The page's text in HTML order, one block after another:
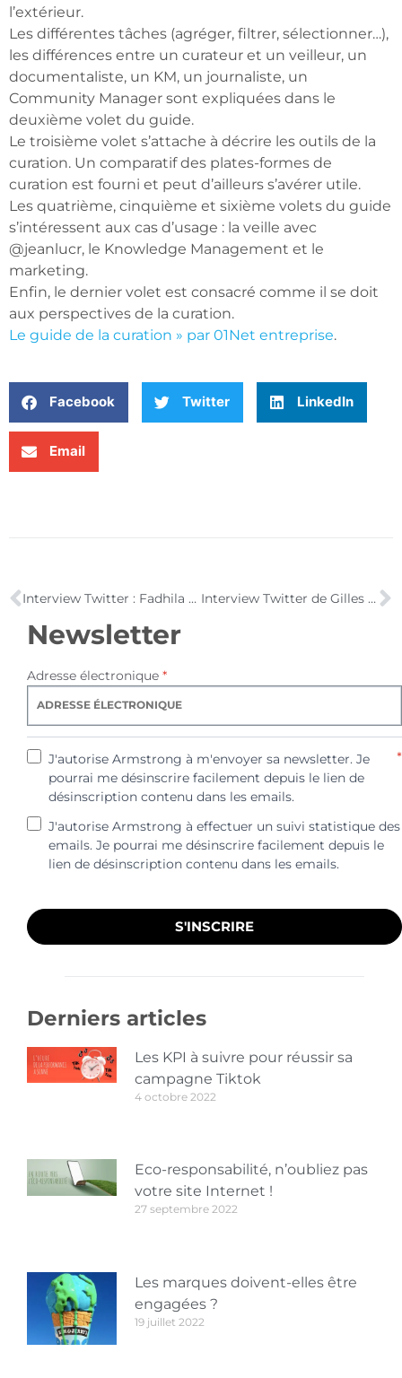
l’extérieur.
Les différentes tâches (agréger, filtrer, sélectionner…),
les différences entre un curateur et un veilleur, un
documentaliste, un KM, un journaliste, un
Community Manager sont expliquées dans le
deuxième volet du guide.
Le troisième volet s’attache à décrire les outils de la
curation. Un comparatif des plates-formes de
curation est fourni et peut d’ailleurs s’avérer utile.
Les quatrième, cinquième et sixième volets du guide
s’intéressent aux cas d’usage : la veille avec
@jeanlucr, le Knowledge Management et le
marketing.
Enfin, le dernier volet est consacré comme il se doit
aux perspectives de la curation.
Le guide de la curation » par 01Net entreprise.
Facebook Twitter LinkedIn
Email
Interview Twitter : Fadhila Brahimi de blogpersonalbranding.com [Les Jeudis Twitter] Interview Twitter de Gilles Klein [Les Jeudis Twitter]
Newsletter
Adresse électronique *
J'autorise Armstrong à m'envoyer sa newsletter. Je
pourrai me désinscrire facilement depuis le lien de
désinscription contenu dans les emails.
*
J'autorise Armstrong à effectuer un suivi statistique des
emails. Je pourrai me désinscrire facilement depuis le
lien de désinscription contenu dans les emails.
S'INSCRIRE
Derniers articles
Les KPI à suivre pour réussir sa
campagne Tiktok
4 octobre 2022
Eco-responsabilité, n’oubliez pas
votre site Internet !
27 septembre 2022
Les marques doivent-elles être
engagées ?
19 juillet 2022